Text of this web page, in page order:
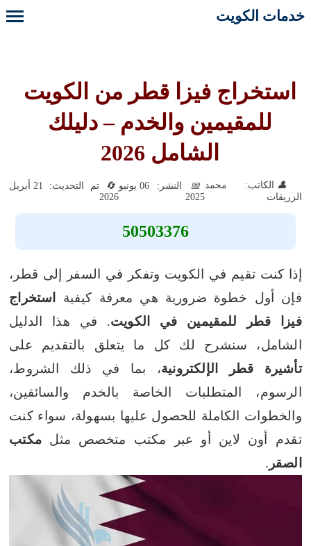
خدمات الكويت
استخراج فيزا قطر من الكويت
للمقيمين والخدم – دليلك
الشامل 2026
الكاتب: محمد
الزريقات
النشر: 06 يونيو
2025
تم التحديث: 21 أبريل
2026
50503376
إذا كنت تقيم في الكويت وتفكر في السفر إلى قطر،
فإن أول خطوة ضرورية هي معرفة كيفية
استخراج
فيزا قطر للمقيمين في الكويت. في هذا الدليل
الشامل، سنشرح لك كل ما يتعلق بالتقديم على
تأشيرة قطر الإلكترونية، بما في ذلك الشروط،
الرسوم، المتطلبات الخاصة بالخدم والسائقين،
والخطوات الكاملة للحصول عليها بسهولة، سواء كنت
تقدم أون لاين أو عبر مكتب متخصص مثل مكتب
الصقر .